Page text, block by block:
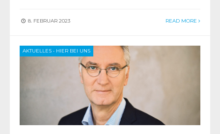
8. FEBRUAR 2023 READ MORE
AKTUELLES • HIER BEI UNS